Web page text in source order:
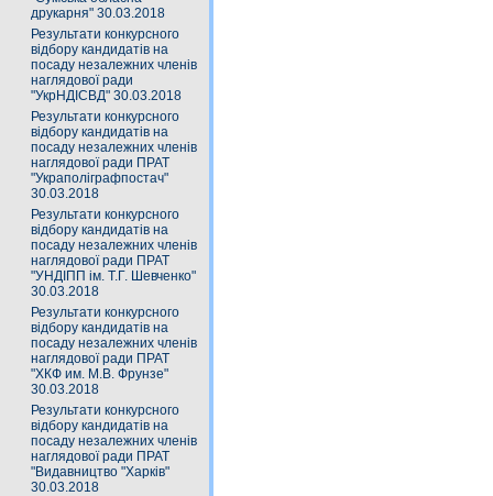
друкарня" 30.03.2018
Результати конкурсного
відбору кандидатів на
посаду незалежних членів
наглядової ради
"УкрНДІСВД" 30.03.2018
Результати конкурсного
відбору кандидатів на
посаду незалежних членів
наглядової ради ПРАТ
"Украполіграфпостач"
30.03.2018
Результати конкурсного
відбору кандидатів на
посаду незалежних членів
наглядової ради ПРАТ
"УНДІПП ім. Т.Г. Шевченко"
30.03.2018
Результати конкурсного
відбору кандидатів на
посаду незалежних членів
наглядової ради ПРАТ
"ХКФ им. М.В. Фрунзе"
30.03.2018
Результати конкурсного
відбору кандидатів на
посаду незалежних членів
наглядової ради ПРАТ
"Видавництво "Харків"
30.03.2018